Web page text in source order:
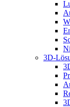
3D-